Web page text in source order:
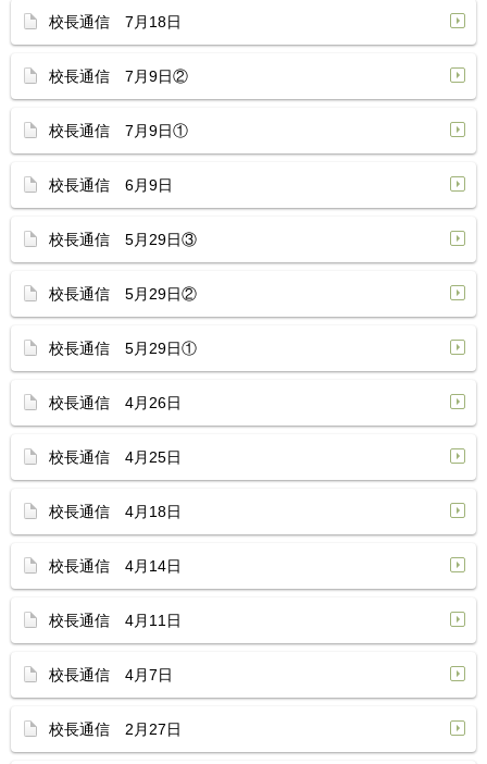
校長通信 7月18日
校長通信 7月9日②
校長通信 7月9日①
校長通信 6月9日
校長通信 5月29日③
校長通信 5月29日②
校長通信 5月29日①
校長通信 4月26日
校長通信 4月25日
校長通信 4月18日
校長通信 4月14日
校長通信 4月11日
校長通信 4月7日
校長通信 2月27日